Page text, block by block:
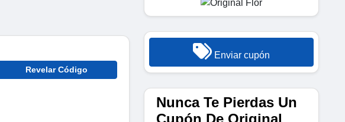
Revelar Código
Enviar cupón
Nunca Te Pierdas Un
Cupón De Original